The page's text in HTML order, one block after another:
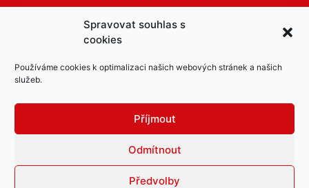
Spravovat souhlas s
cookies
Používáme cookies k optimalizaci našich webových stránek a našich
služeb.
Příjmout
Odmítnout
Předvolby
INFORMACE A KODEX DISKUTUJÍCÍCH
LOGO A LOGO MANUÁL
Informace o zpracování osobních údajů